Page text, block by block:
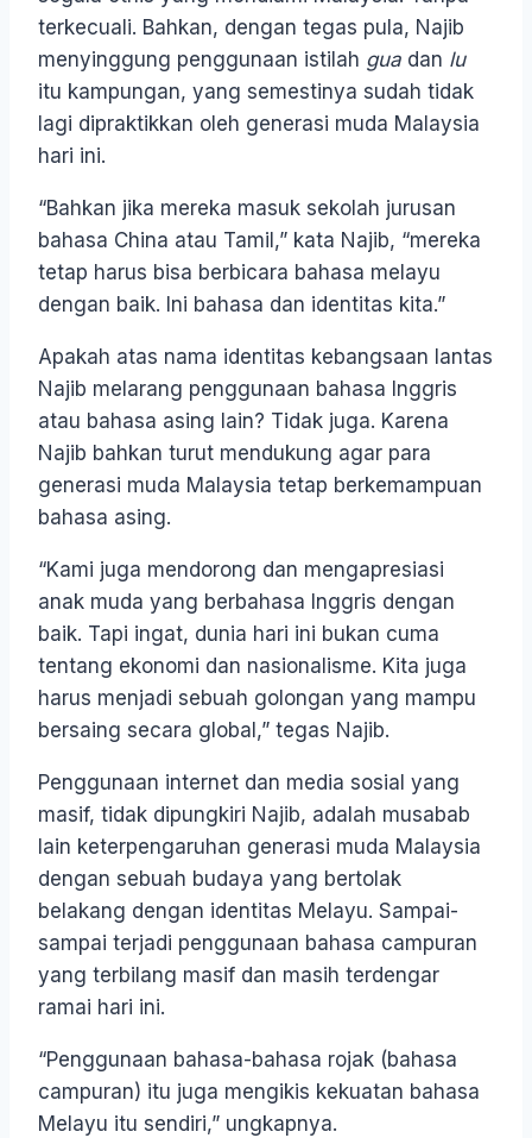
terkecuali. Bahkan, dengan tegas pula, Najib
menyinggung penggunaan istilah gua dan lu
itu kampungan, yang semestinya sudah tidak
lagi dipraktikkan oleh generasi muda Malaysia
hari ini.
“Bahkan jika mereka masuk sekolah jurusan
bahasa China atau Tamil,” kata Najib, “mereka
tetap harus bisa berbicara bahasa melayu
dengan baik. Ini bahasa dan identitas kita.”
Apakah atas nama identitas kebangsaan lantas
Najib melarang penggunaan bahasa Inggris
atau bahasa asing lain? Tidak juga. Karena
Najib bahkan turut mendukung agar para
generasi muda Malaysia tetap berkemampuan
bahasa asing.
“Kami juga mendorong dan mengapresiasi
anak muda yang berbahasa Inggris dengan
baik. Tapi ingat, dunia hari ini bukan cuma
tentang ekonomi dan nasionalisme. Kita juga
harus menjadi sebuah golongan yang mampu
bersaing secara global,” tegas Najib.
Penggunaan internet dan media sosial yang
masif, tidak dipungkiri Najib, adalah musabab
lain keterpengaruhan generasi muda Malaysia
dengan sebuah budaya yang bertolak
belakang dengan identitas Melayu. Sampai-
sampai terjadi penggunaan bahasa campuran
yang terbilang masif dan masih terdengar
ramai hari ini.
“Penggunaan bahasa-bahasa rojak (bahasa
campuran) itu juga mengikis kekuatan bahasa
Melayu itu sendiri,” ungkapnya.